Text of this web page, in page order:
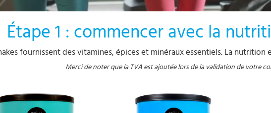
Étape 1 : commencer avec la
fournissent des vitamines, épices et minéraux essentiels. La
Merci de noter que la TVA est ajoutée lors de la validation de votre